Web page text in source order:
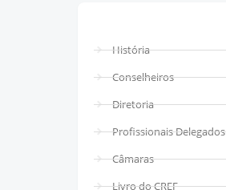
História
Conselheiros
Diretoria
Profissionais Delegados
Câmaras
Livro do CREF